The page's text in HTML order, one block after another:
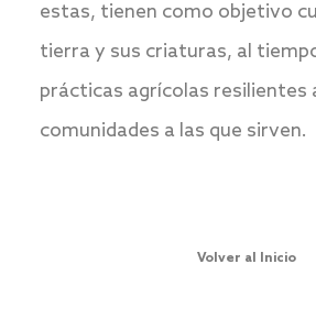
estas, tienen como objetivo
tierra y sus criaturas, al
prácticas agrícolas resilientes
comunidades a las que sirven.
Volver al Inicio